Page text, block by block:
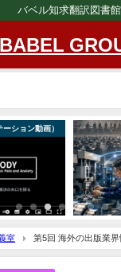
バベル知求翻訳図書館
BABEL
ション動画）
室 第5回 海外の出版業界